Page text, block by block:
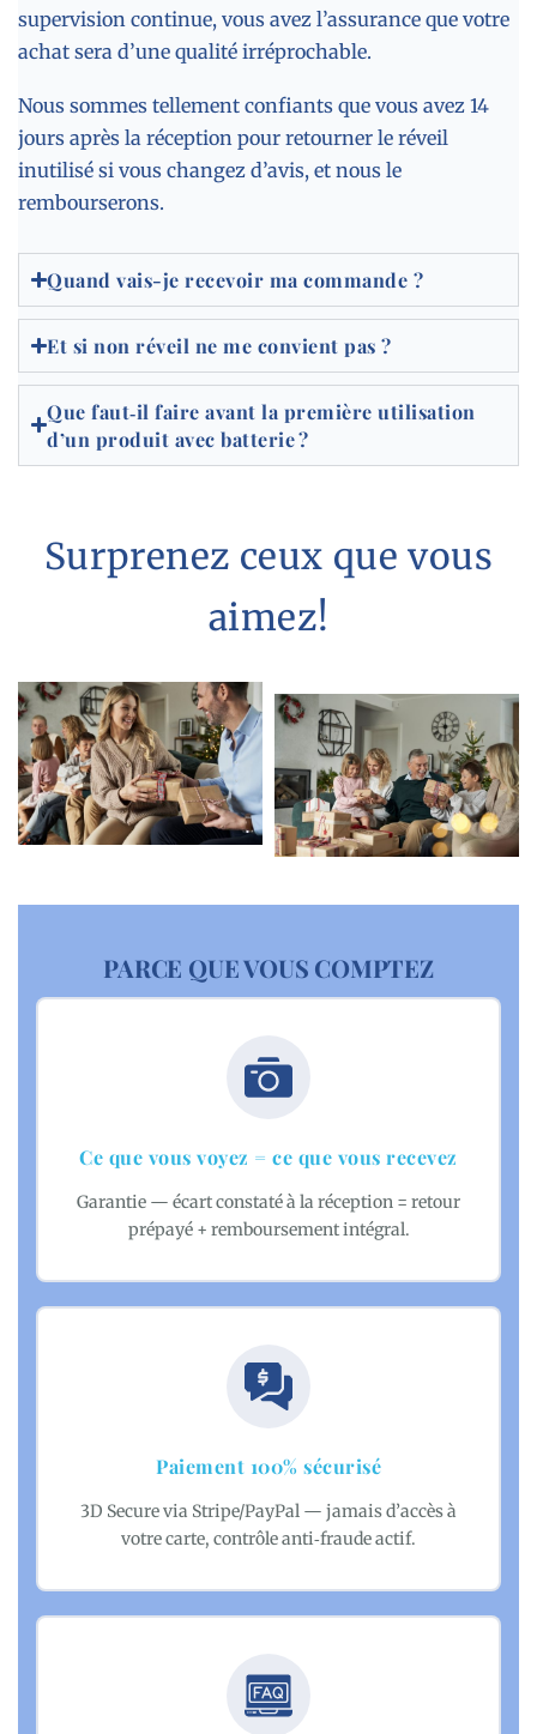
supervision continue, vous avez l’assurance que votre
achat sera d’une qualité irréprochable.
Nous sommes tellement confiants que vous avez 14
jours après la réception pour retourner le réveil
inutilisé si vous changez d’avis, et nous le
rembourserons.
Quand vais-je recevoir ma commande ?
Et si non réveil ne me convient pas ?
Que faut‑il faire avant la première utilisation
d’un produit avec batterie ?
Surprenez ceux que vous
aimez!
PARCE QUE VOUS COMPTEZ
Ce que vous voyez = ce que vous recevez
Garantie — écart constaté à la réception = retour
prépayé + remboursement intégral.
Paiement 100% sécurisé
3D Secure via Stripe/PayPal — jamais d’accès à
votre carte, contrôle anti‑fraude actif.